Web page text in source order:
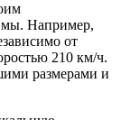
Например,
от
210 км/ч.
размерами и